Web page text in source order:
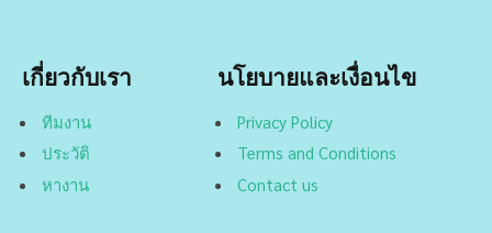
เกี่ยวกับเรา
ทีมงาน
ประวัติ
หางาน
นโยบายและเงื่อนไข
Privacy Policy
Terms and Conditions
Contact us